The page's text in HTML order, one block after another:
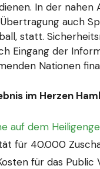
In der nahen
auch
statt.
Eingang der
Nationen
im Herzen
auf dem
für 40.000
für das Public